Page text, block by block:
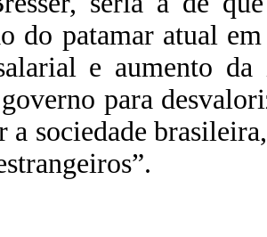
do patamar atual
e aumento
para
a sociedade